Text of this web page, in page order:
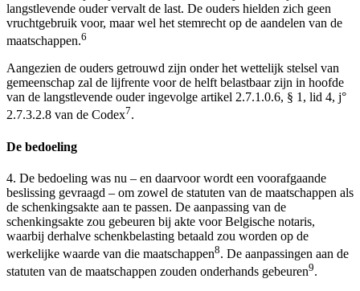
langstlevende ouder vervalt de last. De ouders hielden zich geen
vruchtgebruik voor, maar wel het stemrecht op de aandelen van de
maatschappen.6
Aangezien de ouders getrouwd zijn onder het wettelijk stelsel van
gemeenschap zal de lijfrente voor de helft belastbaar zijn in hoofde
van de langstlevende ouder ingevolge artikel 2.7.1.0.6, § 1, lid 4, j°
2.7.3.2.8 van de Codex7.
De bedoeling
4. De bedoeling was nu – en daarvoor wordt een voorafgaande
beslissing gevraagd – om zowel de statuten van de maatschappen als
de schenkingsakte aan te passen. De aanpassing van de
schenkingsakte zou gebeuren bij akte voor Belgische notaris,
waarbij derhalve schenkbelasting betaald zou worden op de
werkelijke waarde van die maatschappen8. De aanpassingen aan de
statuten van de maatschappen zouden onderhands gebeuren9.